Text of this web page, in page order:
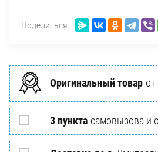
Поделиться
Оригинальный товар
3 пункта самовызова и